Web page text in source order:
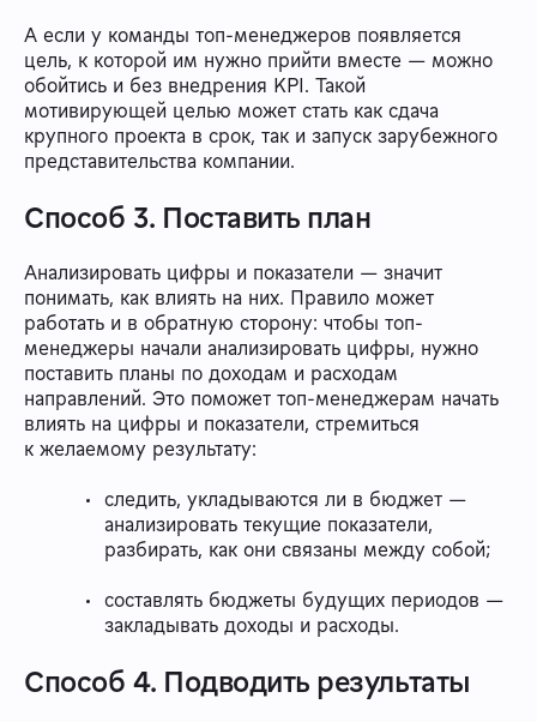
А если у команды топ-менеджеров появляется
цель, к которой им нужно прийти вместе — можно
обойтись и без внедрения KPI. Такой
мотивирующей целью может стать как сдача
крупного проекта в срок, так и запуск зарубежного
представительства компании.
Способ 3. Поставить план
Анализировать цифры и показатели — значит
понимать, как влиять на них. Правило может
работать и в обратную сторону: чтобы топ-
менеджеры начали анализировать цифры, нужно
поставить планы по доходам и расходам
направлений. Это поможет топ-менеджерам начать
влиять на цифры и показатели, стремиться
к желаемому результату:
следить, укладываются ли в бюджет —
анализировать текущие показатели,
разбирать, как они связаны между собой;
составлять бюджеты будущих периодов —
закладывать доходы и расходы.
Способ 4. Подводить результаты